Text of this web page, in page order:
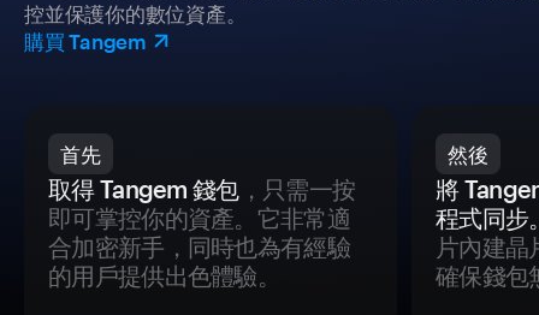
控並保護你的數位資產。
購買 Tangem
首先
取得 Tangem 錢包，只需一按
即可掌控你的資產。它非常適
合加密新手，同時也為有經驗
的用戶提供出色體驗。
然後
將
程式同步
片內建晶
確保錢包